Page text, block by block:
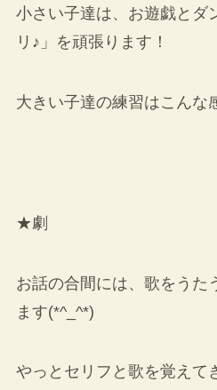
小さい子達は、お遊戯とダ
リ♪」を頑張ります！
大きい子達の練習はこん
★劇
お話の合間には、歌をうた
ます(*^_^*)
やっとセリフと歌を覚えて